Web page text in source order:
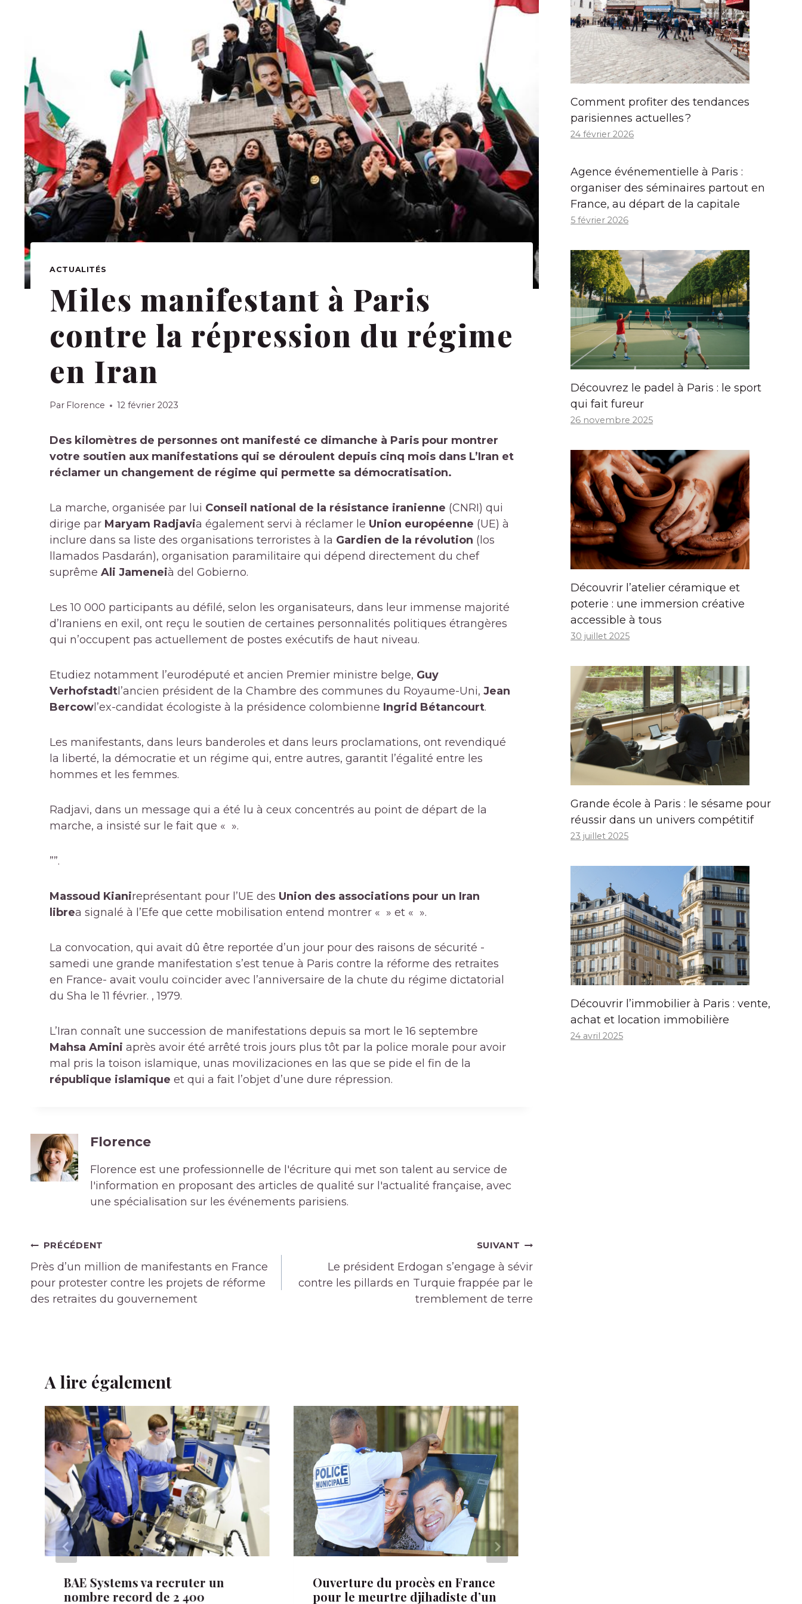
ACTUALITÉS
Miles manifestant à Paris
contre la répression du régime
en Iran
Par Florence 12 février 2023
Des kilomètres de personnes ont manifesté ce dimanche à Paris pour montrer
votre soutien aux manifestations qui se déroulent depuis cinq mois dans L’Iran et
réclamer un changement de régime qui permette sa démocratisation.
La marche, organisée par lui Conseil national de la résistance iranienne (CNRI) qui
dirige par Maryam Radjavia également servi à réclamer le Union européenne (UE) à
inclure dans sa liste des organisations terroristes à la Gardien de la révolution (los
llamados Pasdarán), organisation paramilitaire qui dépend directement du chef
suprême Ali Jameneià del Gobierno.
Les 10 000 participants au défilé, selon les organisateurs, dans leur immense majorité
d’Iraniens en exil, ont reçu le soutien de certaines personnalités politiques étrangères
qui n’occupent pas actuellement de postes exécutifs de haut niveau.
Etudiez notamment l’eurodéputé et ancien Premier ministre belge, Guy
Verhofstadt l’ancien président de la Chambre des communes du Royaume-Uni, Jean
Bercow l’ex-candidat écologiste à la présidence colombienne Ingrid Bétancourt.
Les manifestants, dans leurs banderoles et dans leurs proclamations, ont revendiqué
la liberté, la démocratie et un régime qui, entre autres, garantit l’égalité entre les
hommes et les femmes.
Radjavi, dans un message qui a été lu à ceux concentrés au point de départ de la
marche, a insisté sur le fait que « ».
””.
Massoud Kianireprésentant pour l’UE des Union des associations pour un Iran
librea signalé à l’Efe que cette mobilisation entend montrer « » et « ».
La convocation, qui avait dû être reportée d’un jour pour des raisons de sécurité -
samedi une grande manifestation s’est tenue à Paris contre la réforme des retraites
en France- avait voulu coïncider avec l’anniversaire de la chute du régime dictatorial
du Sha le 11 février. , 1979.
L’Iran connaît une succession de manifestations depuis sa mort le 16 septembre
Mahsa Amini après avoir été arrêté trois jours plus tôt par la police morale pour avoir
mal pris la toison islamique, unas movilizaciones en las que se pide el fin de la
république islamique et qui a fait l’objet d’une dure répression.
Florence
Florence est une professionnelle de l'écriture qui met son talent au service de
l'information en proposant des articles de qualité sur l'actualité française, avec
une spécialisation sur les événements parisiens.
Navigation
de
l’article
PRÉCÉDENT
Près d’un million de manifestants en France
pour protester contre les projets de réforme
des retraites du gouvernement
SUIVANT
Le président Erdogan s’engage à sévir
contre les pillards en Turquie frappée par le
tremblement de terre
A lire également
BAE Systems va recruter un
nombre record de 2 400
Ouverture du procès en France
pour le meurtre djihadiste d’un
Comment profiter des tendances
parisiennes actuelles ?
24 février 2026
Agence événementielle à Paris :
organiser des séminaires partout en
France, au départ de la capitale
5 février 2026
Découvrez le padel à Paris : le sport
qui fait fureur
26 novembre 2025
Découvrir l’atelier céramique et
poterie : une immersion créative
accessible à tous
30 juillet 2025
Grande école à Paris : le sésame pour
réussir dans un univers compétitif
23 juillet 2025
Découvrir l’immobilier à Paris : vente,
achat et location immobilière
24 avril 2025